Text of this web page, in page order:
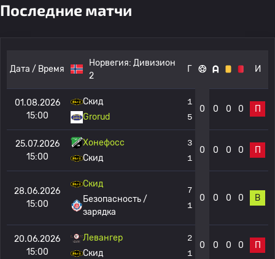
Последние матчи
Дата / Время
Норвегия: Дивизион
2
Г И
01.08.2026
15:00
Скид
Grorud
1
5
0 0 0 0 П
25.07.2026
15:00
Хонефосс
Скид
3
1
0 0 0 0 П
28.06.2026
15:00
Скид
Безопасность /
зарядка
7
1
0 0 0 0 В
20.06.2026
15:00
Левангер
Скид
2
1
0 0 0 0 П